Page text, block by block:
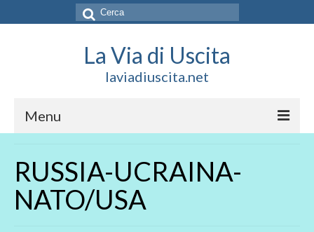
Cerca:
La Via di Uscita
laviadiuscita.net
Menu
CHI SIAMO
SOCIAL
RUSSIA-UCRAINA-
NATO/USA